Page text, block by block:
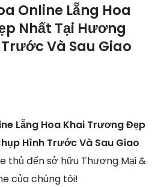
Online Lẵng Hoa
Nhất Tại Hương
Và Sau Giao
Lẵng Hoa Khai Trương Đẹp
Hình Trước Và Sau Giao
thủ đến sở hữu Thương Mại &
của chúng tôi!